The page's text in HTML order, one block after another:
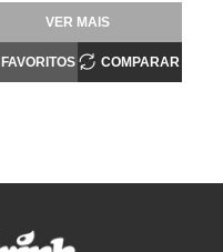
VER MAIS
FAVORITOS COMPARAR